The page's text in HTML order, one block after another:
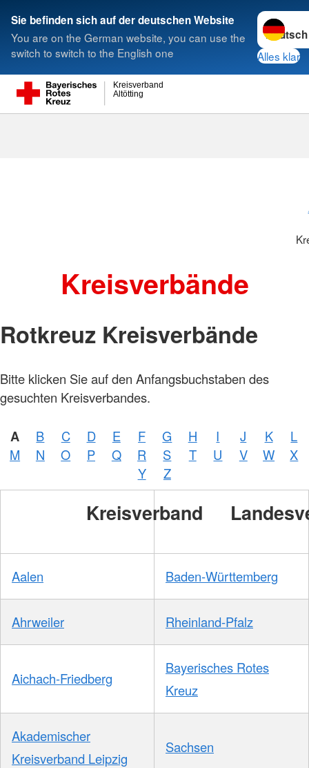
Sie befinden sich auf der deutschen Website
You are on the German website, you can use the
switch to switch to the English one
Sprache
Alles klar
Altötting
Kreisverband
Suche
Kreisverbände
Rotkreuz Kreisverbände
Bitte klicken Sie auf den Anfangsbuchstaben des
gesuchten Kreisverbandes.
A B C D E F G H I J K
L
M
N O P Q R S T U V W
X
Y
Z
Kreisverband
Aalen Baden-Württemberg
Ahrweiler Rheinland-Pfalz
Aichach-Friedberg
Bayerisches Rotes
Kreuz
Akademischer
Kreisverband Leipzig
Sachsen
Foto:
DRKS